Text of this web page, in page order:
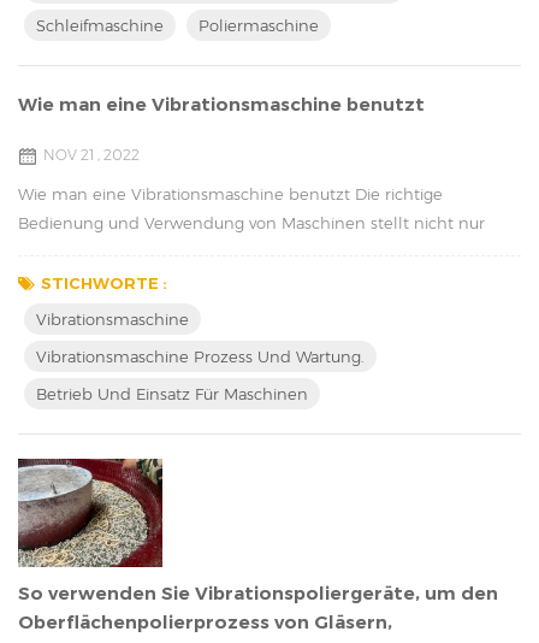
an der Entwicklung des weltweit ersten modernen vollelekt...
Schleifmaschine
Poliermaschine
Wie man eine Vibrationsmaschine benutzt
NOV 21 , 2022
Wie man eine Vibrationsmaschine benutzt Die richtige
Bedienung und Verwendung von Maschinen stellt nicht nur
Zustand und verlängert die Betriebszeit. Wir werden den
Vibrationsmaschinenprozess und die Wartung vorstellen. Zum
Feuchtigkeit und ein freier Platz sind sehr wichtig für die Mas...
STICHWORTE :
Vibrationsmaschine
Vibrationsmaschine Prozess Und Wartung.
Betrieb Und Einsatz Für Maschinen
So verwenden Sie Vibrationspoliergeräte, um den
Oberflächenpolierprozess von Gläsern,